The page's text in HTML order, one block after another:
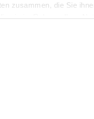
zusammen, die Sie